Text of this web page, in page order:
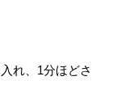
れ、1分ほどさ